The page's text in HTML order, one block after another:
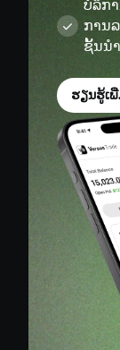
ຮຽນຮູ້ເ